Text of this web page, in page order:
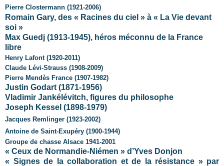
Pierre Clostermann (1921-2006)
Romain Gary, des « Racines du ciel » à « La Vie devant
soi »
Max Guedj (1913-1945), héros méconnu de la France
libre
Henry Lafont (1920-2011)
Claude Lévi-Strauss (1908-2009)
Pierre Mendès France (1907-1982)
Justin Godart (1871-1956)
Vladimir Jankélévitch, figures du philosophe
Joseph Kessel (1898-1979)
Jacques Remlinger (1923-2002)
Antoine de Saint-Exupéry (1900-1944)
Groupe de chasse Alsace 1941-2001
« Ceux de Normandie-Niémen » d’Yves Donjon
« Signes de la collaboration et de la résistance » par